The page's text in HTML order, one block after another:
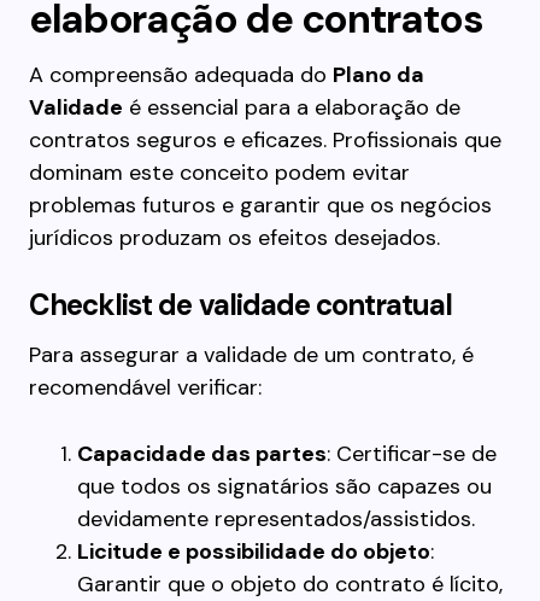
elaboração de contratos
A compreensão adequada do Plano da
Validade é essencial para a elaboração de
contratos seguros e eficazes. Profissionais que
dominam este conceito podem evitar
problemas futuros e garantir que os negócios
jurídicos produzam os efeitos desejados.
Checklist de validade contratual
Para assegurar a validade de um contrato, é
recomendável verificar:
Capacidade das partes: Certificar-se de
que todos os signatários são capazes ou
devidamente representados/assistidos.
Licitude e possibilidade do objeto:
Garantir que o objeto do contrato é lícito,